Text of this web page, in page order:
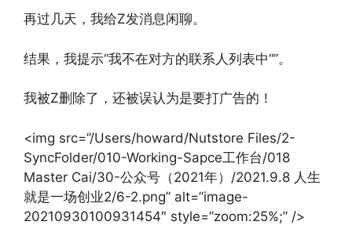
再过几天，我给Z发消息闲聊。
结果，我提示“我不在对方的联系人列表中“”。
我被Z删除了，还被误认为是要打广告的！
<img src=”/Users/howard/Nutstore Files/2-
SyncFolder/010-Working-Sapce工作台/018
Master Cai/30-公众号（2021年）/2021.9.8 人生
就是一场创业2/6-2.png” alt=”image-
20210930100931454″ style=”zoom:25%;” />